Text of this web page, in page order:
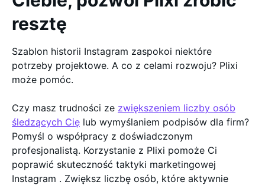
resztę
Szablon historii Instagram zaspokoi niektóre
potrzeby projektowe. A co z celami rozwoju? Plixi
może pomóc.
Czy masz trudności ze zwiększeniem liczby osób
śledzących Cię lub wymyślaniem podpisów dla firm?
Pomyśl o współpracy z doświadczonym
profesjonalistą. Korzystanie z Plixi pomoże Ci
poprawić skuteczność taktyki marketingowej
Instagram . Zwiększ liczbę osób, które aktywnie